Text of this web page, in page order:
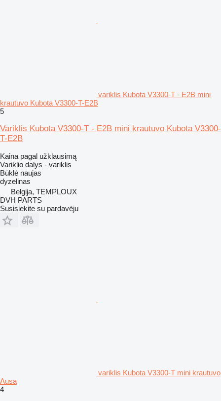
variklis Kubota V3300-T - E2B mini
krautuvo Kubota V3300-T-E2B
5
Variklis Kubota V3300-T - E2B mini krautuvo Kubota V3300-
T-E2B
Kaina pagal užklausimą
Variklio dalys - variklis
Būklė naujas
dyzelinas
Belgija, TEMPLOUX
DVH PARTS
Susisiekite su pardavėju
variklis Kubota V3300-T mini krautuvo
Ausa
4